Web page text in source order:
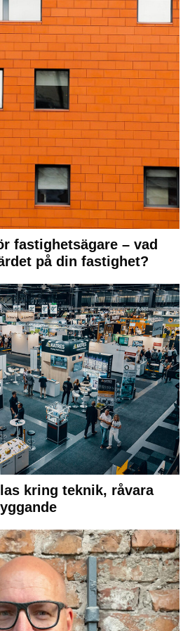
fastighetsägare – vad
på din fastighet?
kring teknik, råvara